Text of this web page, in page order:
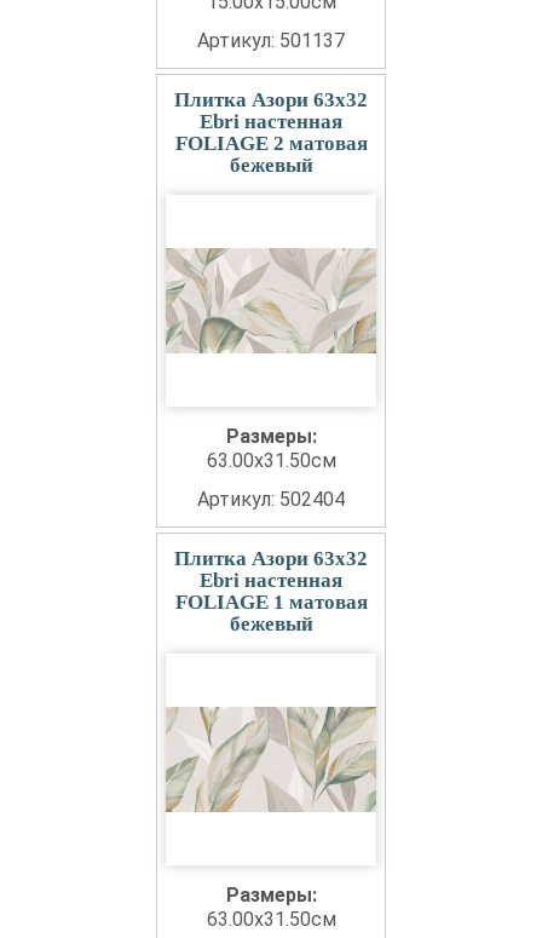
Артикул: 501137
Плитка Азори 63x32
Ebri настенная
FOLIAGE 2 матовая
бежевый
Размеры:
63.00x31.50см
Артикул: 502404
Плитка Азори 63x32
Ebri настенная
FOLIAGE 1 матовая
бежевый
Размеры:
63.00x31.50см